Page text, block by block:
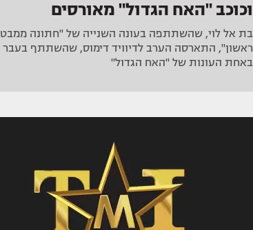
וכוכב "האח הגדול" מאורסים
בת אל לוי, שהשתתפה בעונה השנייה של "חתונה ממבט
ראשון", התארסה הערב לדיוויד דימוס, שהשתתף בעבר
באחת העונות של "האח הגדול"